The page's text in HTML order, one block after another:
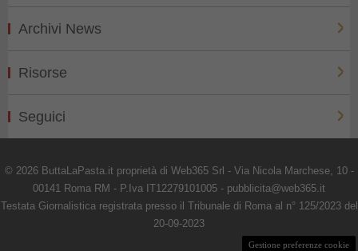
Archivi News
Risorse
Seguici
© 2026 ButtaLaPasta.it proprietà di Web365 Srl - Via Nicola Marchese, 10 -
00141 Roma RM - P.Iva IT12279101005 - pubblicita@web365.it
Testata Giornalistica registrata presso il Tribunale di Roma al n° 125/2023 del
20-09-2023
Gestione preferenze cookie